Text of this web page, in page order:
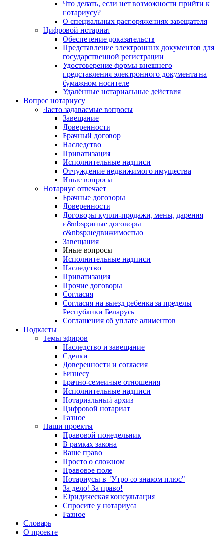
Что делать, если нет возможности прийти к
нотариусу?
О специальных распоряжениях завещателя
Цифровой нотариат
Обеспечение доказательств
Представление электронных документов для
государственной регистрации
Удостоверение формы внешнего
представления электронного документа на
бумажном носителе
Удалённые нотариальные действия
Вопрос нотариусу
Часто задаваемые вопросы
Завещание
Доверенности
Брачный договор
Наследство
Приватизация
Исполнительные надписи
Отчуждение недвижимого имущества
Иные вопросы
Нотариус отвечает
Брачные договоры
Доверенности
Договоры купли-продажи, мены, дарения
и&nbsp;иные договоры
с&nbsp;недвижимостью
Завещания
Иные вопросы
Исполнительные надписи
Наследство
Приватизация
Прочие договоры
Согласия
Согласия на выезд ребенка за пределы
Республики Беларусь
Соглашения об уплате алиментов
Подкасты
Темы эфиров
Наследство и завещание
Сделки
Доверенности и согласия
Бизнесу
Брачно-семейные отношения
Исполнительные надписи
Нотариальный архив
Цифровой нотариат
Разное
Наши проекты
Правовой понедельник
В рамках закона
Ваше право
Просто о сложном
Правовое поле
Нотариусы в "Утро со знаком плюс"
За дело! За право!
Юридическая консультация
Спросите у нотариуса
Разное
Словарь
О проекте